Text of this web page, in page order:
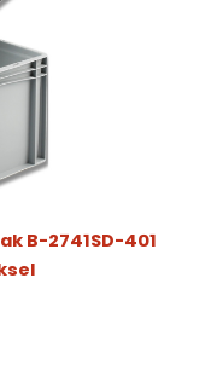
B-2741SD-401